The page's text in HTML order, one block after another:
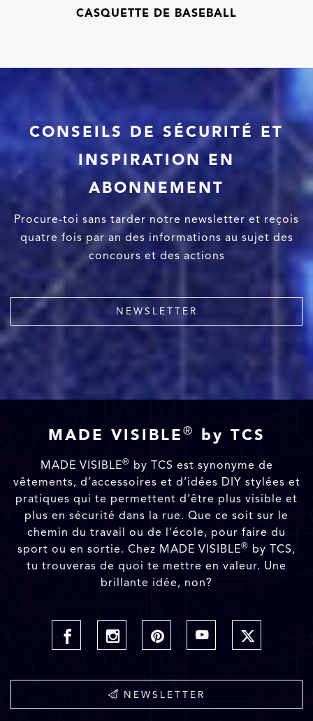
CASQUETTE DE BASEBALL
CONSEILS DE SÉCURITÉ ET
INSPIRATION EN
ABONNEMENT
Procure-toi sans tarder notre newsletter et reçois
quatre fois par an des informations au sujet des
concours et des actions
NEWSLETTER
MADE VISIBLE ® by TCS
MADE VISIBLE® by TCS est synonyme de
vêtements, d’accessoires et d’idées DIY stylées et
pratiques qui te permettent d’être plus visible et
plus en sécurité dans la rue. Que ce soit sur le
chemin du travail ou de l’école, pour faire du
sport ou en sortie. Chez MADE VISIBLE® by TCS,
tu trouveras de quoi te mettre en valeur. Une
brillante idée, non?
NEWSLETTER